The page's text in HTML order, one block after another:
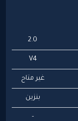
2.0
V4
غير متاح
بنزين